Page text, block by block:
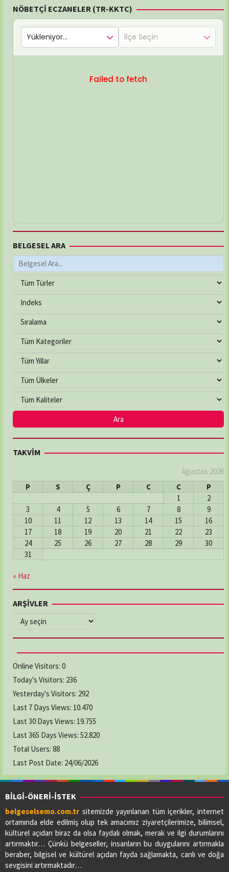
NÖBETÇİ ECZANELER (TR-KKTC)
Failed to fetch
BELGESEL ARA
TAKVİM
Ağustos 2026
P
S Ç P C C
P
1
2
3
4 5 6 7 8
9
10
11 12 13 14 15
16
17
18 19 20 21 22
23
24
25 26 27 28 29
30
31
« Haz
ARŞİVLER
ARŞİVLER
Online Visitors: 0
Today's Visitors: 236
Yesterday's Visitors: 292
Last 7 Days Views: 10.470
Last 30 Days Views: 19.755
Last 365 Days Views: 52.820
Total Users: 88
Last Post Date: 24/06/2026
BİLGİ-ÖNERİ-İSTEK
belgeselsemo.com.tr sitemizde yayınlanan tüm içerikler, internet
ortamında elde edilmiş olup tek amacımız ziyaretçilerimize, bilimsel,
kültürel açıdan biraz da olsa faydalı olmak, merak ve ilgi durumlarını
artırmaktır… Çünkü belgeseller, insanların bu duygularını artırmakla
beraber, bilgisel ve kültürel açıdan fayda sağlamakta, canlı ve doğa
sevgisini artırmaktadır…